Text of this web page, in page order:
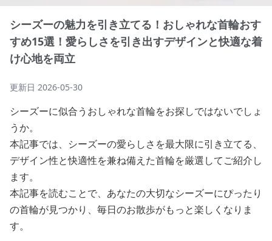
シーズーの魅力を引き立てる！おしゃれな首輪おす
すめ15選！愛らしさを引き出すデザインと快適な着
け心地を両立
更新日 2026-05-30
シーズーに似合うおしゃれな首輪をお探しではないでしょ
うか。
本記事では、シーズーの愛らしさを最大限に引き立てる、
デザイン性と快適性を兼ね備えた首輪を厳選してご紹介し
ます。
本記事を読むことで、あなたの大切なシーズーにぴったり
の首輪が見つかり、毎日のお散歩がもっと楽しくなりま
す。